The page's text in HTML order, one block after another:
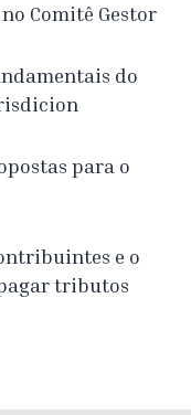
Comitê Gestor
do
para o
e o
tributos